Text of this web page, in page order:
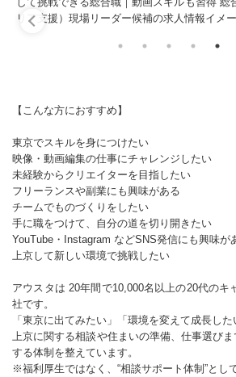
【こんな方におすすめ】
東京でスキルを身につけたい
映像・動画編集の仕事にチャレンジしたい
未経験からクリエイターを目指したい
フリーランスや副業にも興味がある
チームでものづくりをしたい
手に職をつけて、自分の道を切り開きたい
YouTube・Instagram などSNS発信にも興味が
上京して新しい環境で挑戦したい
アウスタは 20年間で10,000名以上の20代のキ
社です。
「東京に出てみたい」「環境を変えて成長した
上京に関する相談や住まいの準備、仕事選び
する体制を整えています。
※福利厚生ではなく、“相談サポート体制”とし